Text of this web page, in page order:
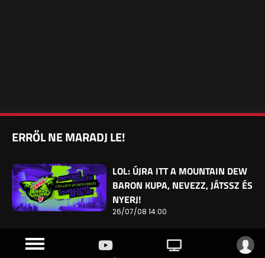
ERRŐL NE MARADJ LE!
LOL: ÚJRA ITT A MOUNTAIN DEW
BARON KUPA, NEVEZZ, JÁTSSZ ÉS
NYERJ!
26/07/08 14:00